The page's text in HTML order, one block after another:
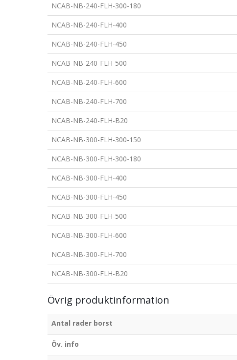
NCAB-NB-240-FLH-300-180
NCAB-NB-240-FLH-400
NCAB-NB-240-FLH-450
NCAB-NB-240-FLH-500
NCAB-NB-240-FLH-600
NCAB-NB-240-FLH-700
NCAB-NB-240-FLH-B20
NCAB-NB-300-FLH-300-150
NCAB-NB-300-FLH-300-180
NCAB-NB-300-FLH-400
NCAB-NB-300-FLH-450
NCAB-NB-300-FLH-500
NCAB-NB-300-FLH-600
NCAB-NB-300-FLH-700
NCAB-NB-300-FLH-B20
Övrig produktinformation
Antal rader borst
Öv. info